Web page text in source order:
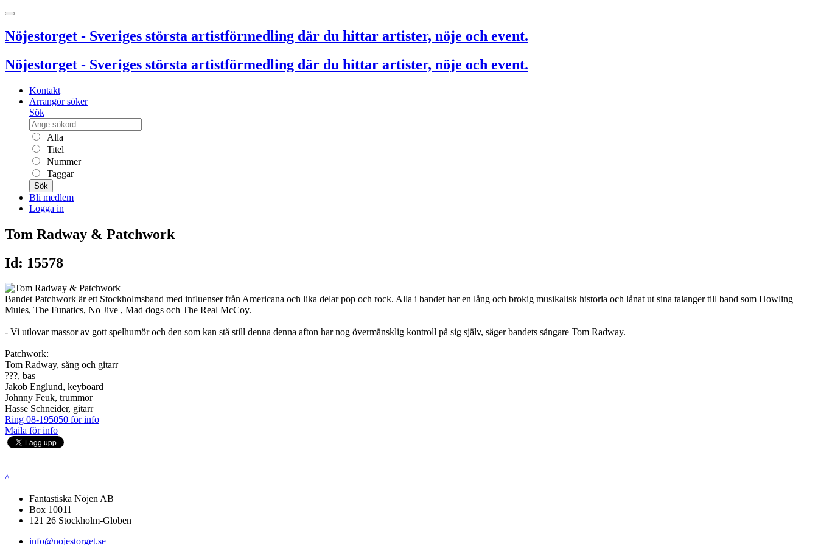
Nöjestorget - Sveriges största artistförmedling där du hittar artister, nöje och event.
Nöjestorget - Sveriges största artistförmedling där du hittar artister, nöje och event.
Kontakt
Arrangör söker
Sök
Alla
Titel
Nummer
Taggar
Sök
Bli medlem
Logga in
Tom Radway & Patchwork
Id: 15578
Bandet Patchwork är ett Stockholmsband med influenser från Americana och lika delar pop och rock. Alla i bandet har en lång och brokig musikalisk historia och lånat ut sina talanger till band som Howling
Mules, The Funatics, No Jive , Mad dogs och The Real McCoy.
- Vi utlovar massor av gott spelhumör och den som kan stå still denna denna afton har nog övermänsklig kontroll på sig själv, säger bandets sångare Tom Radway.
Patchwork:
Tom Radway, sång och gitarr
???, bas
Jakob Englund, keyboard
Johnny Feuk, trummor
Hasse Schneider, gitarr
Ring 08-195050 för info
Maila för info
^
Fantastiska Nöjen AB
Box 10011
121 26 Stockholm-Globen
info@nojestorget.se